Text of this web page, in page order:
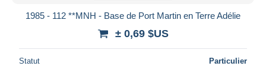
1985 - 112 **MNH - Base de Port Martin en Terre Adélie
± 0,69 $US
Statut Particulier